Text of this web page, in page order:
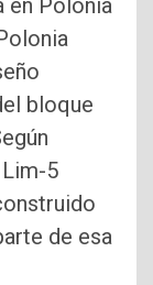
en Polonia
bloque
5
de esa